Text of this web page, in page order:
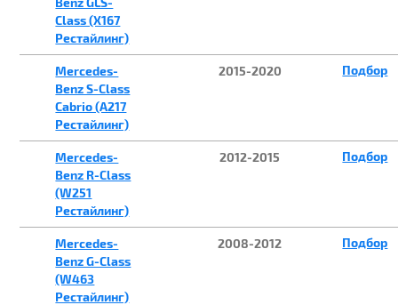
Class (X167
Рестайлинг)
Mercedes-
Benz S-Class
Cabrio (A217
Рестайлинг)
2015-2020 Подбор
Mercedes-
Benz R-Class
(W251
Рестайлинг)
2012-2015 Подбор
Mercedes-
Benz G-Class
(W463
Рестайлинг)
2008-2012 Подбор